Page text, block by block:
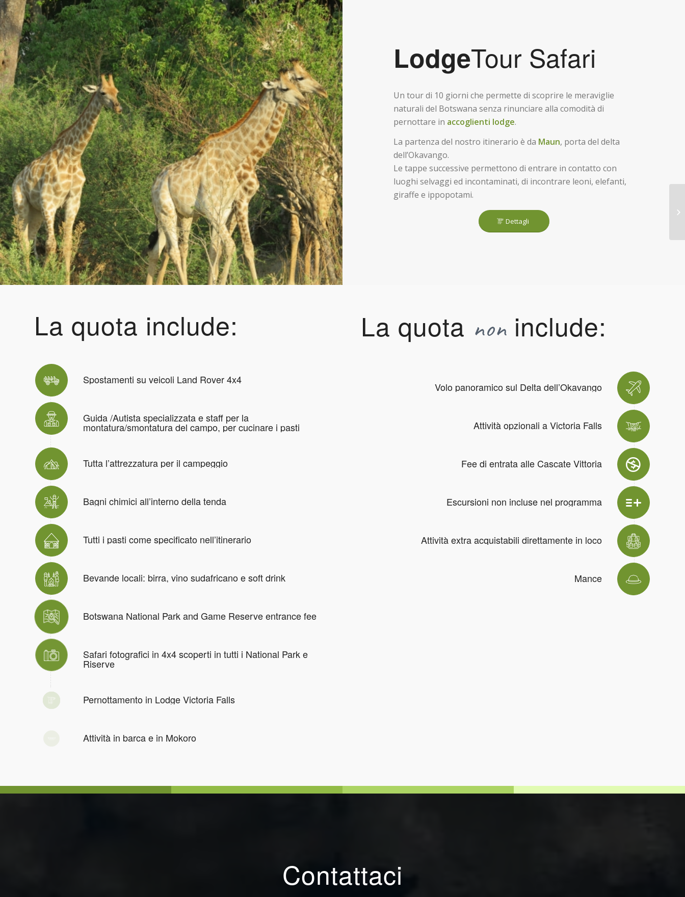
LodgeTour Safari
Un tour di 10 giorni che permette di scoprire le meraviglie
naturali del Botswana senza rinunciare alla comodità di
pernottare in accoglienti lodge.
La partenza del nostro itinerario è da Maun, porta del delta
dell’Okavango.
Le tappe successive permettono di entrare in contatto con
luoghi selvaggi ed incontaminati, di incontrare leoni, elefanti,
giraffe e ippopotami.
Dettagli
La quota include:
Spostamenti su veicoli Land Rover 4x4
Guida /Autista specializzata e staff per la
montatura/smontatura del campo, per cucinare i pasti
Tutta l’attrezzatura per il campeggio
Bagni chimici all’interno della tenda
Tutti i pasti come specificato nell’itinerario
Bevande locali: birra, vino sudafricano e soft drink
Botswana National Park and Game Reserve entrance fee
Safari fotografici in 4x4 scoperti in tutti i National Park e
Riserve
Pernottamento in Lodge Victoria Falls
Attività in barca e in Mokoro
La quota non include:
Volo panoramico sul Delta dell’Okavango
Attività opzionali a Victoria Falls
Fee di entrata alle Cascate Vittoria
Escursioni non incluse nel programma
Attività extra acquistabili direttamente in loco
Mance
Contattaci